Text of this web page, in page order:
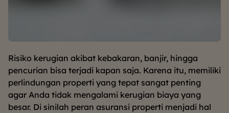
Risiko kerugian akibat kebakaran, banjir, hingga
pencurian bisa terjadi kapan saja. Karena itu, memiliki
perlindungan properti yang tepat sangat penting
agar Anda tidak mengalami kerugian biaya yang
besar. Di sinilah peran asuransi properti menjadi hal